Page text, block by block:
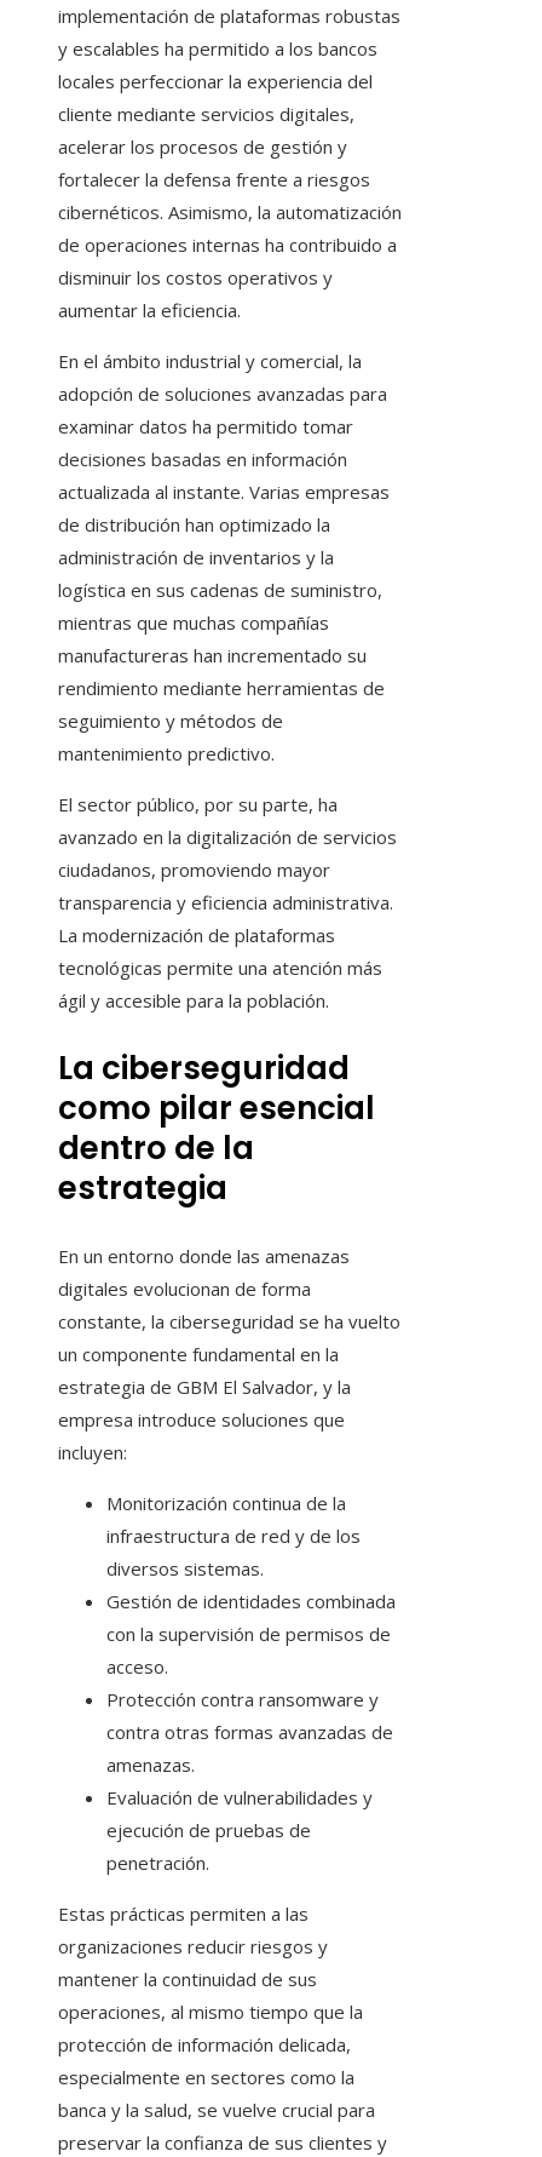
implementación de plataformas robustas
y escalables ha permitido a los bancos
locales perfeccionar la experiencia del
cliente mediante servicios digitales,
acelerar los procesos de gestión y
fortalecer la defensa frente a riesgos
cibernéticos. Asimismo, la automatización
de operaciones internas ha contribuido a
disminuir los costos operativos y
aumentar la eficiencia.
En el ámbito industrial y comercial, la
adopción de soluciones avanzadas para
examinar datos ha permitido tomar
decisiones basadas en información
actualizada al instante. Varias empresas
de distribución han optimizado la
administración de inventarios y la
logística en sus cadenas de suministro,
mientras que muchas compañías
manufactureras han incrementado su
rendimiento mediante herramientas de
seguimiento y métodos de
mantenimiento predictivo.
El sector público, por su parte, ha
avanzado en la digitalización de servicios
ciudadanos, promoviendo mayor
transparencia y eficiencia administrativa.
La modernización de plataformas
tecnológicas permite una atención más
ágil y accesible para la población.
La ciberseguridad
como pilar esencial
dentro de la
estrategia
En un entorno donde las amenazas
digitales evolucionan de forma
constante, la ciberseguridad se ha vuelto
un componente fundamental en la
estrategia de GBM El Salvador, y la
empresa introduce soluciones que
incluyen:
Monitorización continua de la
infraestructura de red y de los
diversos sistemas.
Gestión de identidades combinada
con la supervisión de permisos de
acceso.
Protección contra ransomware y
contra otras formas avanzadas de
amenazas.
Evaluación de vulnerabilidades y
ejecución de pruebas de
penetración.
Estas prácticas permiten a las
organizaciones reducir riesgos y
mantener la continuidad de sus
operaciones, al mismo tiempo que la
protección de información delicada,
especialmente en sectores como la
banca y la salud, se vuelve crucial para
preservar la confianza de sus clientes y